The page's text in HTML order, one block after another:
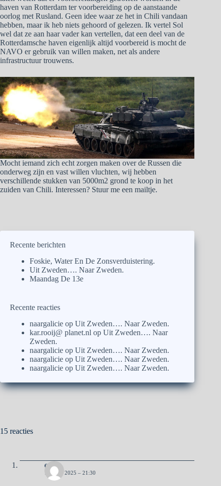
haven van Rotterdam ter voorbereiding op de aanstaande
oorlog met Rusland. Geen idee waar ze het in Chili vandaan
hebben, maar ik heb niets gehoord of gelezen. Ik vertel Sol
wel dat ze aan haar vader kan vertellen, dat een deel van de
Rotterdamsche haven eigenlijk altijd voorbereid is mocht de
NAVO er gebruik van willen maken, net als andere
infrastructuur trouwens.
Mocht iemand zich echt zorgen maken over de Russen die
onderweg zijn en vast willen vluchten, wij hebben
verschillende stukken van 5000m2 grond te koop in het
zuiden van Chili. Interessen? Stuur me een mailtje.
Recente berichten
Foskie, Water En De Zonsverduistering.
Uit Zweden…. Naar Zweden.
Maandag De 13e
Recente reacties
naargalicie op Uit Zweden…. Naar Zweden.
kar.rooij@ planet.nl op Uit Zweden…. Naar
Zweden.
naargalicie op Uit Zweden…. Naar Zweden.
naargalicie op Uit Zweden…. Naar Zweden.
naargalicie op Uit Zweden…. Naar Zweden.
15 reacties
erik
11 JULI 2025 – 21:30